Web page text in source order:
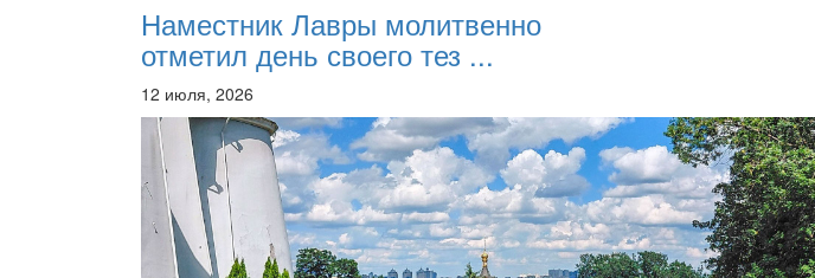
Наместник Лавры молитвенно
отметил день своего тез ...
12 июля, 2026